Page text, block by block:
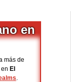
en
más de
El
.